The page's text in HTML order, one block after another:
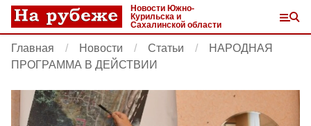
Новости Южно-
Курильска и
Сахалинской области
Главная Новости Статьи
НАРОДНАЯ
ПРОГРАММА В ДЕЙСТВИИ